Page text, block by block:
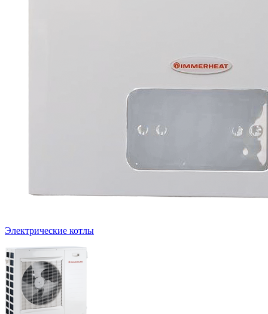
Электрические котлы